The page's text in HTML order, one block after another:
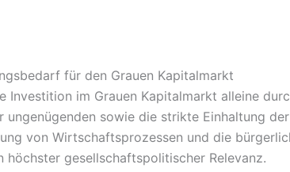
für den Grauen Kapitalmarkt
im Grauen Kapitalmarkt alleine
sowie die strikte Einhaltung
von Wirtschaftsprozessen und die
gesellschaftspolitischer Relevanz.